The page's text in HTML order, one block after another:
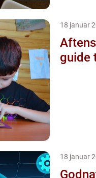
18 januar
guide
18 januar